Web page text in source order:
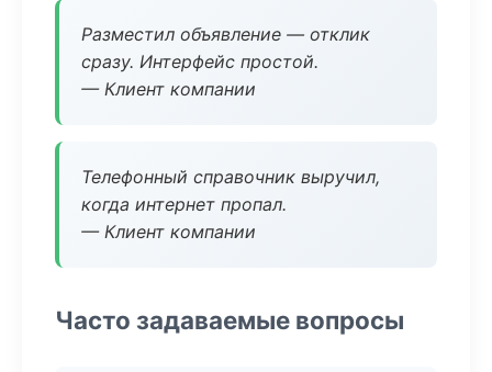
Разместил объявление — отклик
сразу. Интерфейс простой.
— Клиент компании
Телефонный справочник выручил,
когда интернет пропал.
— Клиент компании
Часто задаваемые вопросы